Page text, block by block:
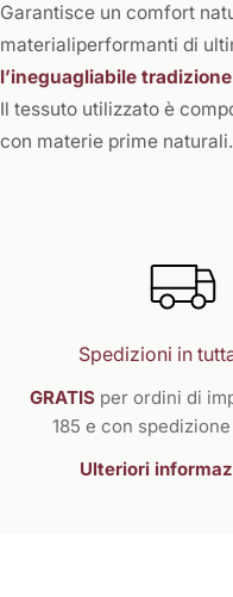
Garantisce un comfort
materialiperformanti di
l’ineguagliabile
Il tessuto utilizzato è
con materie prime naturali.
Spedizioni in
GRATIS per ordini di
185 e con
Ulteriori